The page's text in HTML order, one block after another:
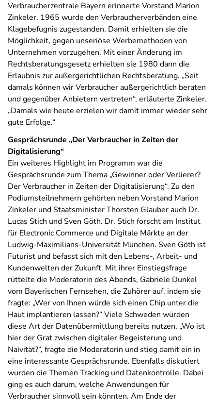
Verbraucherzentrale Bayern erinnerte Vorstand Marion
Zinkeler. 1965 wurde den Verbraucherverbänden eine
Klagebefugnis zugestanden. Damit erhielten sie die
Möglichkeit, gegen unseriöse Werbemethoden von
Unternehmen vorzugehen. Mit einer Änderung im
Rechtsberatungsgesetz erhielten sie 1980 dann die
Erlaubnis zur außergerichtlichen Rechtsberatung. „Seit
damals können wir Verbraucher außergerichtlich beraten
und gegenüber Anbietern vertreten“, erläuterte Zinkeler.
„Damals wie heute erzielen wir damit immer wieder sehr
gute Erfolge.“
Gesprächsrunde „Der Verbraucher in Zeiten der
Digitalisierung“
Ein weiteres Highlight im Programm war die
Gesprächsrunde zum Thema „Gewinner oder Verlierer?
Der Verbraucher in Zeiten der Digitalisierung“. Zu den
Podiumsteilnehmern gehörten neben Vorstand Marion
Zinkeler und Staatsminister Thorsten Glauber auch Dr.
Lucas Stich und Sven Göth. Dr. Stich forscht am Institut
für Electronic Commerce und Digitale Märkte an der
Ludwig-Maximilians-Universität München. Sven Göth ist
Futurist und befasst sich mit den Lebens-, Arbeit- und
Kundenwelten der Zukunft. Mit ihrer Einstiegsfrage
rüttelte die Moderatorin des Abends, Gabriele Dunkel
vom Bayerischen Fernsehen, die Zuhörer auf, indem sie
fragte: „Wer von Ihnen würde sich einen Chip unter die
Haut implantieren lassen?“ Viele Schweden würden
diese Art der Datenübermittlung bereits nutzen. „Wo ist
hier der Grat zwischen digitaler Begeisterung und
Naivität?“, fragte die Moderatorin und stieg damit ein in
eine interessante Gesprächsrunde. Ebenfalls diskutiert
wurden die Themen Tracking und Datenkontrolle. Dabei
ging es auch darum, welche Anwendungen für
Verbraucher sinnvoll sein könnten. Am Ende der